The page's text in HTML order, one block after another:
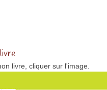
livre, cliquer sur l'image.